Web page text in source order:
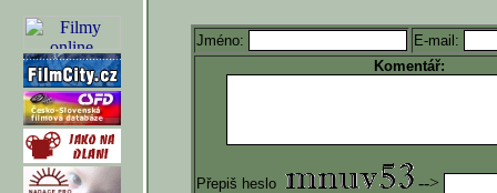
Jméno:
E-mail:
Komentář:
Přepiš heslo -->